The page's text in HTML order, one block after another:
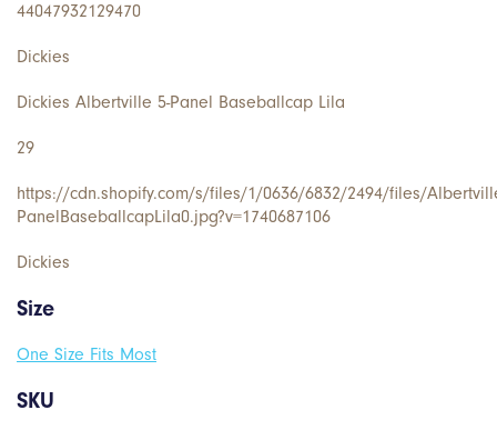
44047932129470
Dickies
Dickies Albertville 5-Panel Baseballcap Lila
29
https://cdn.shopify.com/s/files/1/0636/6832/2494/files/
PanelBaseballcapLila0.jpg?v=1740687106
Dickies
Size
One Size Fits Most
SKU